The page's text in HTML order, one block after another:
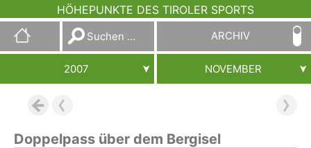
HÖHEPUNKTE DES TIROLER SPORTS
Suchen
nach:
ARCHIV
2007 NOVEMBER
Doppelpass über dem Bergisel